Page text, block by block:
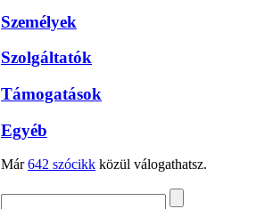
Személyek
Szolgáltatók
Támogatások
Egyéb
Már642 szócikk közül válogathatsz.